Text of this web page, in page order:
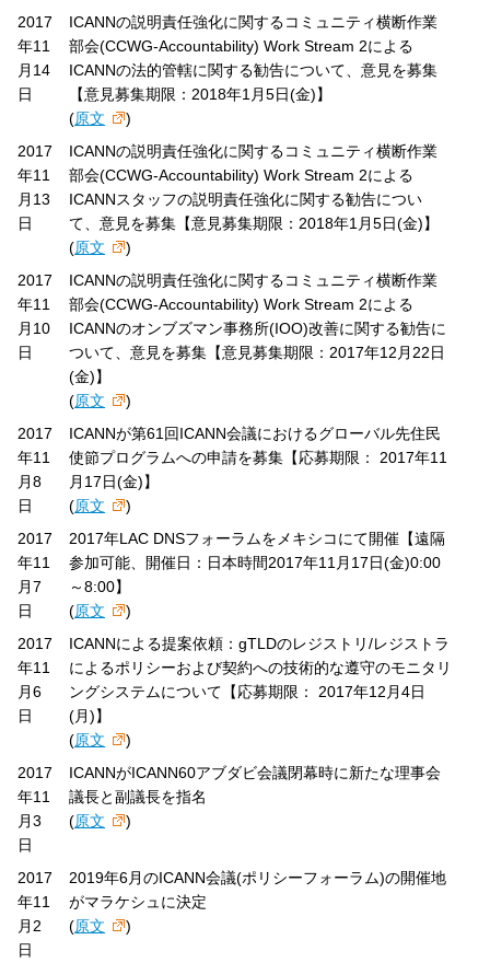
2017
年11
月14
日
ICANNの説明責任強化に関するコミュニティ横断作業
部会(CCWG-Accountability) Work Stream 2による
ICANNの法的管轄に関する勧告について、意見を募集
【意見募集期限：2018年1月5日(金)】
(原文
)
2017
年11
月13
日
ICANNの説明責任強化に関するコミュニティ横断作業
部会(CCWG-Accountability) Work Stream 2による
ICANNスタッフの説明責任強化に関する勧告につい
て、意見を募集【意見募集期限：2018年1月5日(金)】
(原文
)
2017
年11
月10
日
ICANNの説明責任強化に関するコミュニティ横断作業
部会(CCWG-Accountability) Work Stream 2による
ICANNのオンブズマン事務所(IOO)改善に関する勧告に
ついて、意見を募集【意見募集期限：2017年12月22日
(金)】
(原文
)
2017
年11
月8
日
ICANNが第61回ICANN会議におけるグローバル先住民
使節プログラムへの申請を募集【応募期限： 2017年11
月17日(金)】
(原文
)
2017
年11
月7
日
2017年LAC DNSフォーラムをメキシコにて開催【遠隔
参加可能、開催日：日本時間2017年11月17日(金)0:00
～8:00】
(原文
)
2017
年11
月6
日
ICANNによる提案依頼：gTLDのレジストリ/レジストラ
によるポリシーおよび契約への技術的な遵守のモニタリ
ングシステムについて【応募期限： 2017年12月4日
(月)】
(原文
)
2017
年11
月3
日
ICANNがICANN60アブダビ会議閉幕時に新たな理事会
議長と副議長を指名
(原文 )
2017
年11
月2
日
2019年6月のICANN会議(ポリシーフォーラム)の開催地
がマラケシュに決定
(原文 )